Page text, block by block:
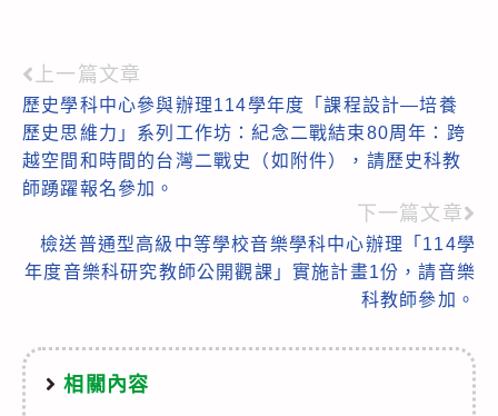
Read
more
articles
上一篇文章
歷史學科中心參與辦理114學年度「課程設計—培養
歷史思維力」系列工作坊：紀念二戰結束80周年：跨
越空間和時間的台灣二戰史（如附件），請歷史科教
師踴躍報名參加。
下一篇文章
檢送普通型高級中等學校音樂學科中心辦理「114學
年度音樂科研究教師公開觀課」實施計畫1份，請音樂
科教師參加。
相關內容